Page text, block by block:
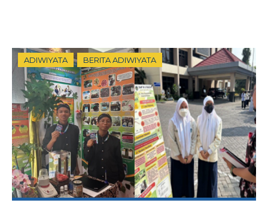
ADIWIYATA BERITA ADIWIYATA